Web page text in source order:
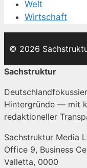
Welt
Wirtschaft
© 2026
Sachstruktur
Hintergründe — mit
redaktioneller
Sachstruktur Media
Office 9, Business
Valletta, 0000